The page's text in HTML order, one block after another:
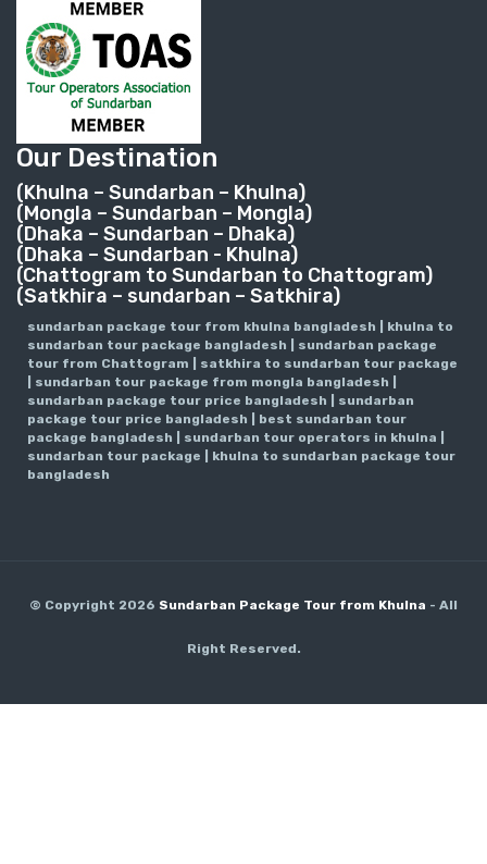
Our Destination
(Khulna – Sundarban – Khulna)
(Mongla – Sundarban – Mongla)
(Dhaka – Sundarban – Dhaka)
(Dhaka – Sundarban - Khulna)
(Chattogram to Sundarban to Chattogram)
(Satkhira – sundarban – Satkhira)
sundarban package tour from khulna bangladesh | khulna to
sundarban tour package bangladesh | sundarban package
tour from Chattogram | satkhira to sundarban tour package
| sundarban tour package from mongla bangladesh |
sundarban package tour price bangladesh | sundarban
package tour price bangladesh | best sundarban tour
package bangladesh | sundarban tour operators in khulna |
sundarban tour package | khulna to sundarban package tour
bangladesh
© Copyright 2026 Sundarban Package Tour from Khulna - All
Right Reserved.